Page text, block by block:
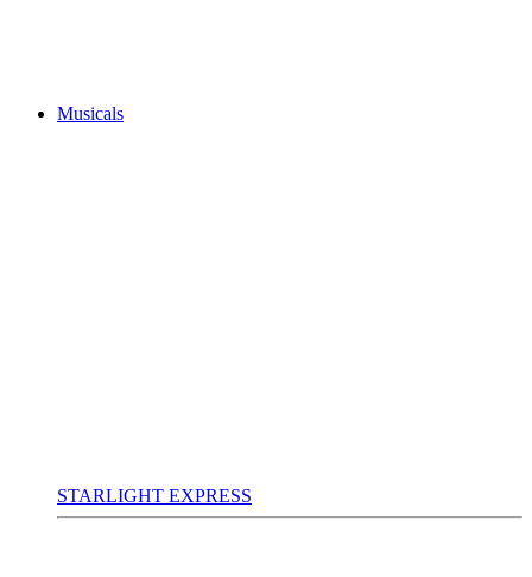
Musicals
STARLIGHT EXPRESS